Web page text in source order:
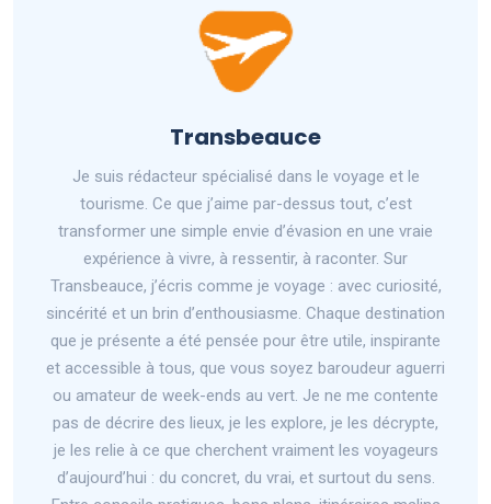
Transbeauce
Je suis rédacteur spécialisé dans le voyage et le
tourisme. Ce que j’aime par-dessus tout, c’est
transformer une simple envie d’évasion en une vraie
expérience à vivre, à ressentir, à raconter. Sur
Transbeauce, j’écris comme je voyage : avec curiosité,
sincérité et un brin d’enthousiasme. Chaque destination
que je présente a été pensée pour être utile, inspirante
et accessible à tous, que vous soyez baroudeur aguerri
ou amateur de week-ends au vert. Je ne me contente
pas de décrire des lieux, je les explore, je les décrypte,
je les relie à ce que cherchent vraiment les voyageurs
d’aujourd’hui : du concret, du vrai, et surtout du sens.